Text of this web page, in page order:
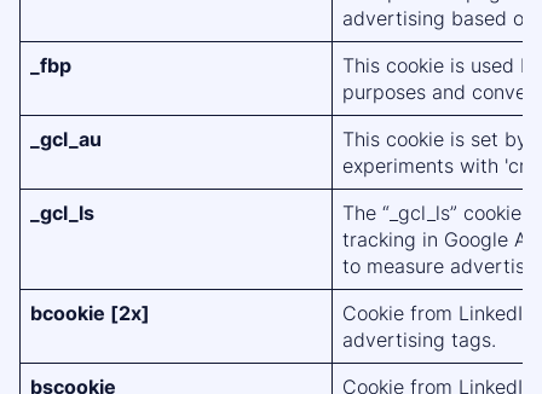
advertising based
_fbp
This cookie is used
purposes and
_gcl_au
This cookie is set by
experiments with
_gcl_ls
The “_gcl_ls” cookie
tracking in Google
to measure
bcookie [2x]
Cookie from
advertising tags.
bscookie
Cookie from